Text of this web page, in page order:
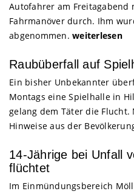
Autofahrer am
Fahrmanöver durch. Ihm
abgenommen. weiterlesen
Raubüberfall auf
Ein bisher Unbekannter
Montags eine Spielhalle in
gelang dem Täter die
Hinweise aus der
14-Jährige bei Unfall
flüchtet
Im Einmündungsbereich